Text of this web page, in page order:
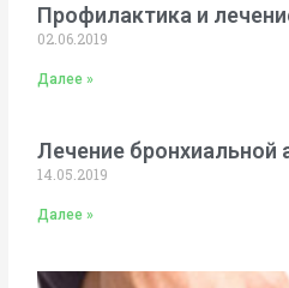
Профилактика и
02.06.2019
Далее »
Лечение бронхиальной
14.05.2019
Далее »